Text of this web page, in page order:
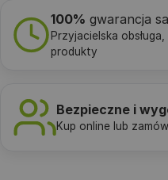
100% gwarancja
Przyjacielska
produkty
Bezpieczne i
Kup online lub